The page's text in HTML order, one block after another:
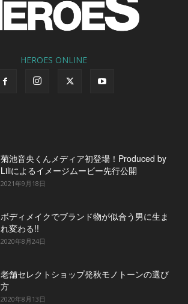
HEROES ONLINE
菊池音央くんメディア初登場！Produced by
Liliによるイメージムービー先行公開
2021年9月18日
ボディメイクでブランド物が似合う男に生ま
れ変わる!!
2020年8月24日
老舗セレクトショップ発秋モノトーンの選び
方
2020年8月13日